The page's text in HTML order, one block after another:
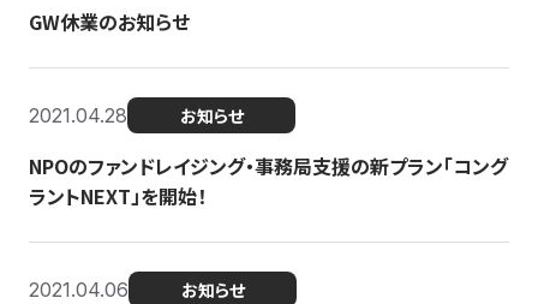
GW休業のお知らせ
2021.04.28 お知らせ
NPOのファンドレイジング・事務局支援の新プラン「コング
ラントNEXT」を開始！
2021.04.06 お知らせ